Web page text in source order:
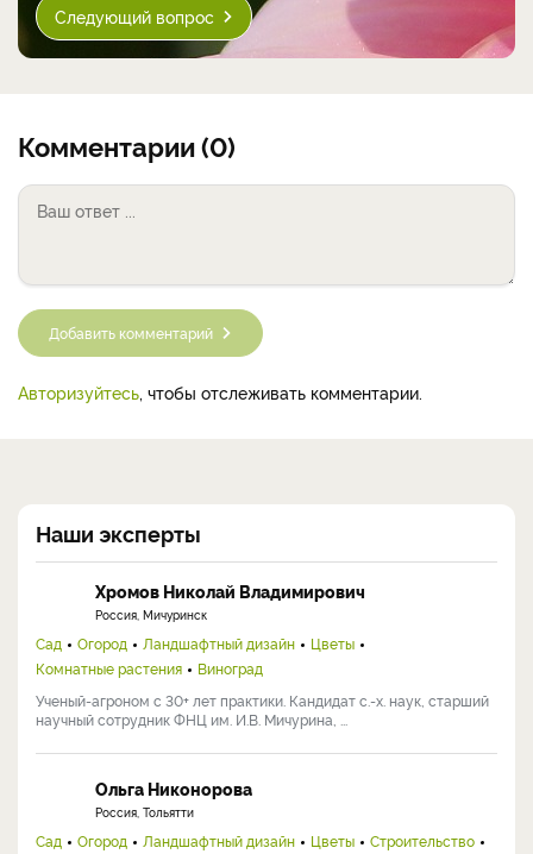
Следующий вопрос
Комментарии (0)
Добавить комментарий
Авторизуйтесь, чтобы отслеживать комментарии.
Наши эксперты
Хромов Николай Владимирович
Россия, Мичуринск
Сад Огород Ландшафтный дизайн
Цветы
Комнатные растения
Виноград
Ученый-агроном с 30+ лет практики. Кандидат с.-х. наук, старший
научный сотрудник ФНЦ им. И.В. Мичурина, ...
Ольга Никонорова
Россия, Тольятти
Сад Огород Ландшафтный дизайн Цветы
Строительство